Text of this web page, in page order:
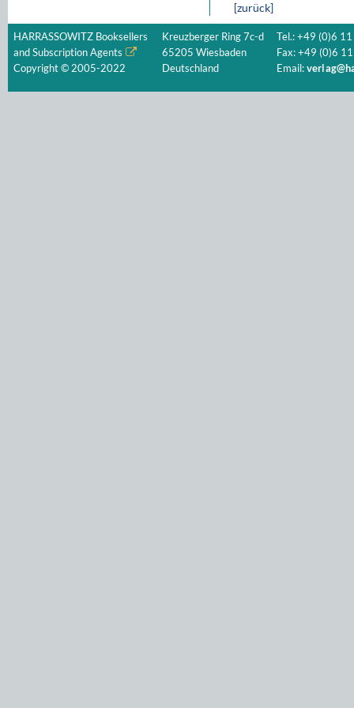
[zurück]
HARRASSOWITZ Booksellers
and Subscription Agents
Copyright © 2005-2022
Kreuzberger Ring 7c-d
65205 Wiesbaden
Deutschland
Tel.: +49 (0)6
Fax: +49 (0)6
Email: